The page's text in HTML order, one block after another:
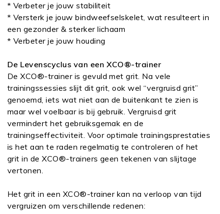
* Verbeter je jouw stabiliteit
* Versterk je jouw bindweefselskelet, wat resulteert in
een gezonder & sterker lichaam
* Verbeter je jouw houding
De Levenscyclus van een XCO®-trainer
De XCO®-trainer is gevuld met grit. Na vele
trainingssessies slijt dit grit, ook wel “vergruisd grit”
genoemd, iets wat niet aan de buitenkant te zien is
maar wel voelbaar is bij gebruik. Vergruisd grit
vermindert het gebruiksgemak en de
trainingseffectiviteit. Voor optimale trainingsprestaties
is het aan te raden regelmatig te controleren of het
grit in de XCO®-trainers geen tekenen van slijtage
vertonen.
Het grit in een XCO®-trainer kan na verloop van tijd
vergruizen om verschillende redenen: